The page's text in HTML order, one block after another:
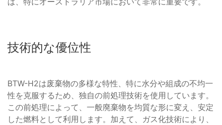
技術的な優位性
BTW-H2は废棄物の多様な特性、特に水分や組成の不均一
性を克服するため、独自の前処理技術を使用しています。
この前処理によって、一般廃棄物を均質な形に変え、安定
した燃料として利用します。加えて、ガス化技術により、